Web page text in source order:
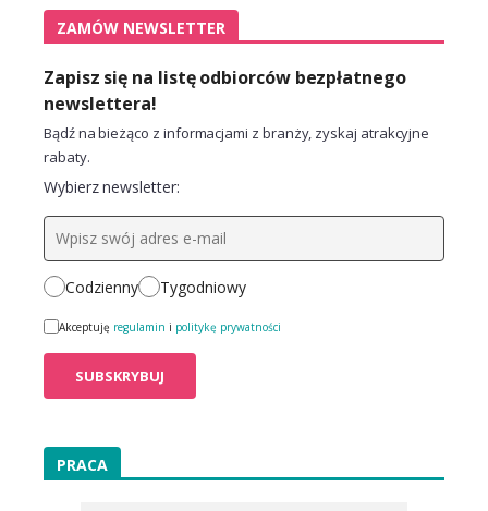
ZAMÓW NEWSLETTER
Zapisz się na listę odbiorców bezpłatnego
newslettera!
Bądź na bieżąco z informacjami z branży, zyskaj atrakcyjne
rabaty.
Wybierz newsletter:
Codzienny Tygodniowy
Akceptuję regulamin i politykę prywatności
PRACA